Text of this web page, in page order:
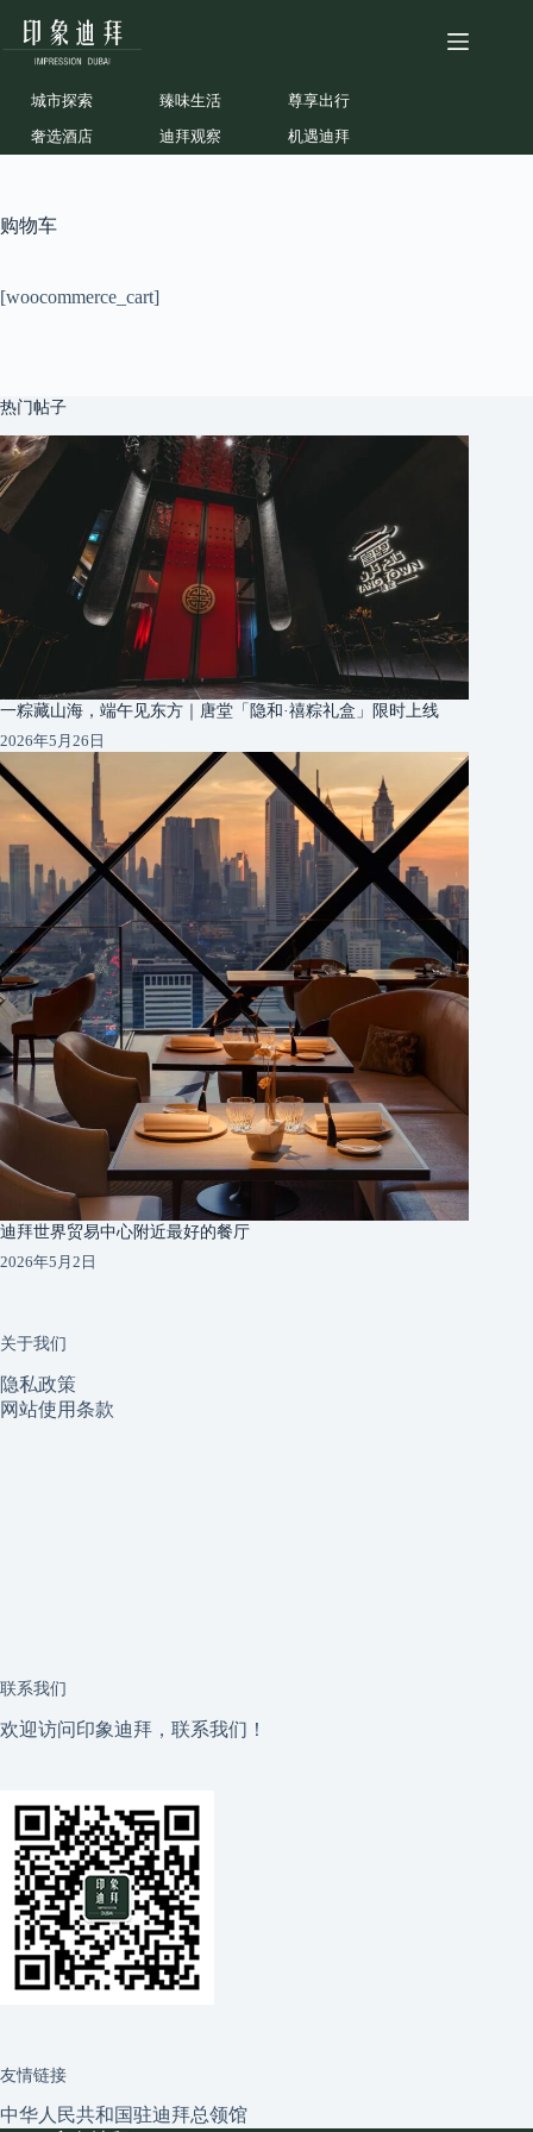
城市探索 臻味生活
尊享出行
奢选酒店
迪拜观察 机遇迪拜
购物车
[woocommerce_cart]
热门帖子
一粽藏山海，端午见东方｜唐堂「隐和·禧粽礼盒」限时上线
2026年5月26日
迪拜世界贸易中心附近最好的餐厅
2026年5月2日
关于我们
隐私政策
网站使用条款
联系我们
欢迎访问印象迪拜，联系我们！
友情链接
中华人民共和国驻迪拜总领馆